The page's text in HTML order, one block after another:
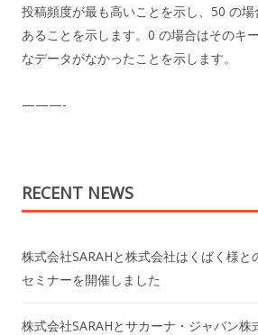
投稿頻度が最も高いことを示し、50 の
あることを示します。0 の場合はそのキ
なデータがなかったことを示します。
———-
RECENT NEWS
株式会社SARAHと株式会社はくばく様と
セミナーを開催しました
株式会社SARAHとサカーナ・ジャパン株